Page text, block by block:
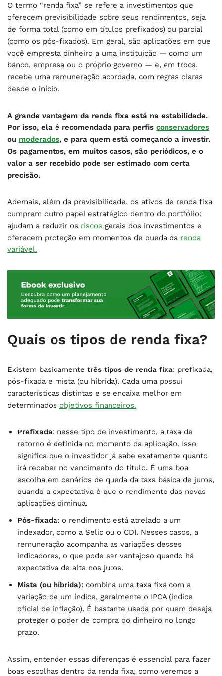
O termo “renda fixa” se refere a investimentos que
oferecem previsibilidade sobre seus rendimentos, seja
de forma total (como em títulos prefixados) ou parcial
(como os pós-fixados). Em geral, são aplicações em que
você empresta dinheiro a uma instituição — como um
banco, empresa ou o próprio governo — e, em troca,
recebe uma remuneração acordada, com regras claras
desde o início.
A grande vantagem da renda fixa está na estabilidade.
Por isso, ela é recomendada para perfis conservadores
ou moderados, e para quem está começando a investir.
Os pagamentos, em muitos casos, são periódicos, e o
valor a ser recebido pode ser estimado com certa
precisão.
Ademais, além da previsibilidade, os ativos de renda fixa
cumprem outro papel estratégico dentro do portfólio:
ajudam a reduzir os riscos gerais dos investimentos e
oferecem proteção em momentos de queda da renda
variável.
Quais os tipos de renda fixa?
Existem basicamente três tipos de renda fixa: prefixada,
pós-fixada e mista (ou híbrida). Cada uma possui
características distintas e se encaixa melhor em
determinados objetivos financeiros.
Prefixada: nesse tipo de investimento, a taxa de
retorno é definida no momento da aplicação. Isso
significa que o investidor já sabe exatamente quanto
irá receber no vencimento do título. É uma boa
escolha em cenários de queda da taxa básica de juros,
quando a expectativa é que o rendimento das novas
aplicações diminua.
Pós-fixada: o rendimento está atrelado a um
indexador, como a Selic ou o CDI. Nesses casos, a
remuneração acompanha as variações desses
indicadores, o que pode ser vantajoso quando há
expectativa de alta nos juros.
Mista (ou híbrida): combina uma taxa fixa com a
variação de um índice, geralmente o IPCA (índice
oficial de inflação). É bastante usada por quem deseja
proteger o poder de compra do dinheiro no longo
prazo.
Assim, entender essas diferenças é essencial para fazer
boas escolhas dentro da renda fixa, como veremos a